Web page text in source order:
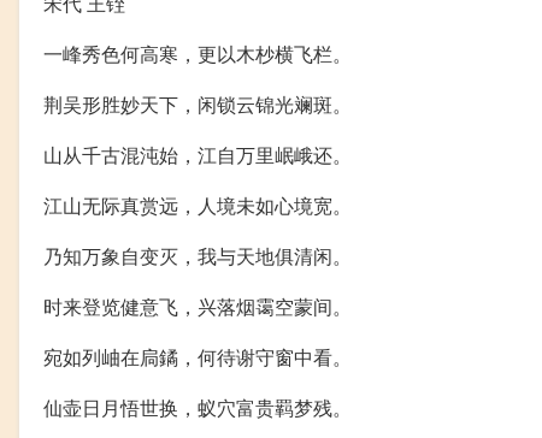
一峰秀色何高寒，更以木杪横飞栏。
荆吴形胜妙天下，闲锁云锦光斓斑。
山从千古混沌始，江自万里岷峨还。
江山无际真赏远，人境未如心境宽。
乃知万象自变灭，我与天地俱清闲。
时来登览健意飞，兴落烟霭空蒙间。
宛如列岫在扃鐍，何待谢守窗中看。
仙壶日月悟世换，蚁穴富贵羁梦残。